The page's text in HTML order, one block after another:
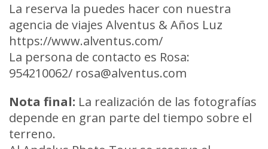
La reserva la puedes hacer con nuestra
agencia de viajes Alventus & Años Luz
https://www.alventus.com/
La persona de contacto es Rosa:
954210062/ rosa@alventus.com
Nota final: La realización de las fotografías
depende en gran parte del tiempo sobre el
terreno.